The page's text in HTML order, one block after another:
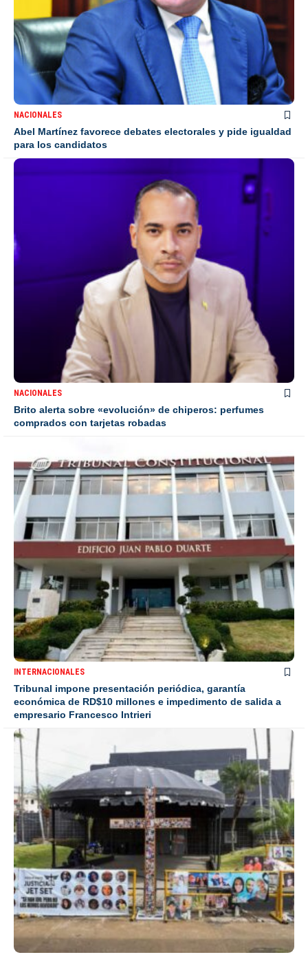
NACIONALES
Abel Martínez favorece debates electorales y pide igualdad
para los candidatos
NACIONALES
Brito alerta sobre «evolución» de chiperos: perfumes
comprados con tarjetas robadas
INTERNACIONALES
Tribunal impone presentación periódica, garantía
económica de RD$10 millones e impedimento de salida a
empresario Francesco Intrieri